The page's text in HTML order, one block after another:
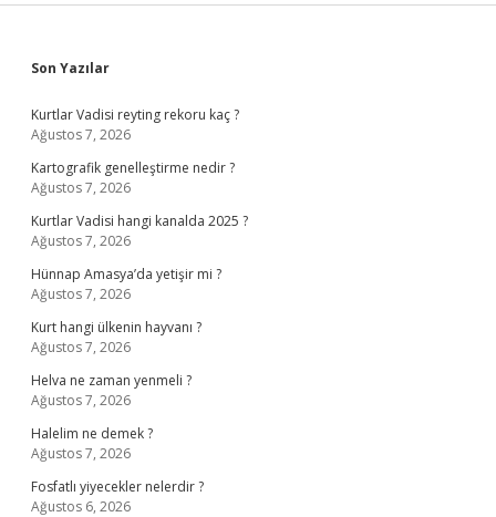
Sidebar
Son Yazılar
Kurtlar Vadisi reyting rekoru kaç ?
Ağustos 7, 2026
Kartografik genelleştirme nedir ?
Ağustos 7, 2026
Kurtlar Vadisi hangi kanalda 2025 ?
Ağustos 7, 2026
Hünnap Amasya’da yetişir mi ?
Ağustos 7, 2026
Kurt hangi ülkenin hayvanı ?
Ağustos 7, 2026
Helva ne zaman yenmeli ?
Ağustos 7, 2026
Halelim ne demek ?
Ağustos 7, 2026
Fosfatlı yiyecekler nelerdir ?
Ağustos 6, 2026